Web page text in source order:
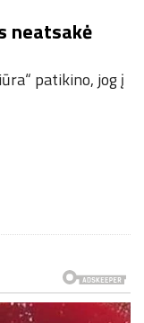
neatsakė
patikino, jog į